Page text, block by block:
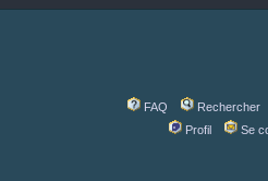
FAQ
Rechercher
Profil
Se